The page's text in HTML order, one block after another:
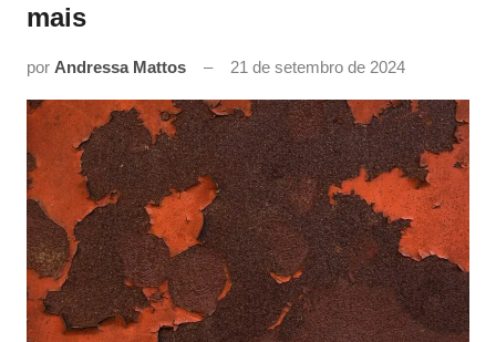
mais
por Andressa Mattos 21 de setembro de 2024